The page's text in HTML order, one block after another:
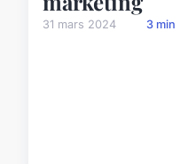
31 mars 2024 3 min